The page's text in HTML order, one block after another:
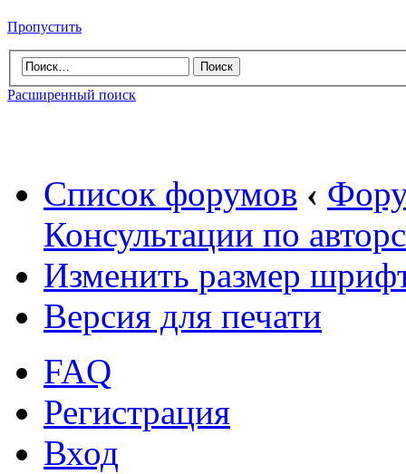
Пропустить
Расширенный поиск
Список форумов ‹
Консультации по
Изменить размер
Версия для печати
FAQ
Регистрация
Вход